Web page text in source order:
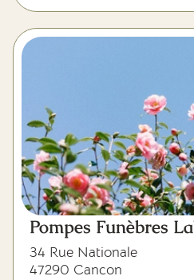
Pompes Funèbres
34 Rue Nationale
47290 Cancon